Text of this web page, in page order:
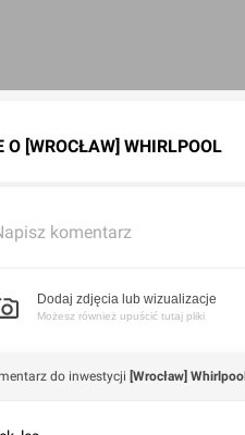
O [WROCŁAW] WHIRLPOOL
komentarz
Dodaj zdjęcia lub wizualizacje
Możesz również upuścić tutaj pliki
do inwestycji [Wrocław] Whirlpool